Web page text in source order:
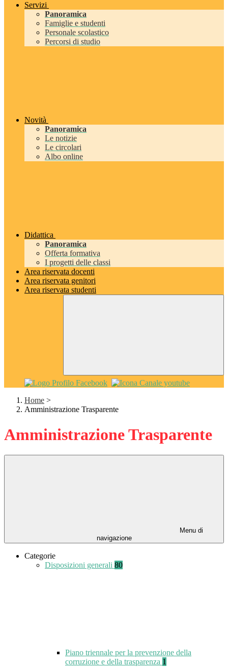
Servizi
Panoramica
Famiglie e studenti
Personale scolastico
Percorsi di studio
Novità
Panoramica
Le notizie
Le circolari
Albo online
Didattica
Panoramica
Offerta formativa
I progetti delle classi
Area riservata docenti
Area riservata genitori
Area riservata studenti
Home >
Amministrazione Trasparente
Amministrazione Trasparente
Menu di
navigazione
Categorie
Disposizioni generali 80
Piano triennale per la prevenzione della
corruzione e della trasparenza 1